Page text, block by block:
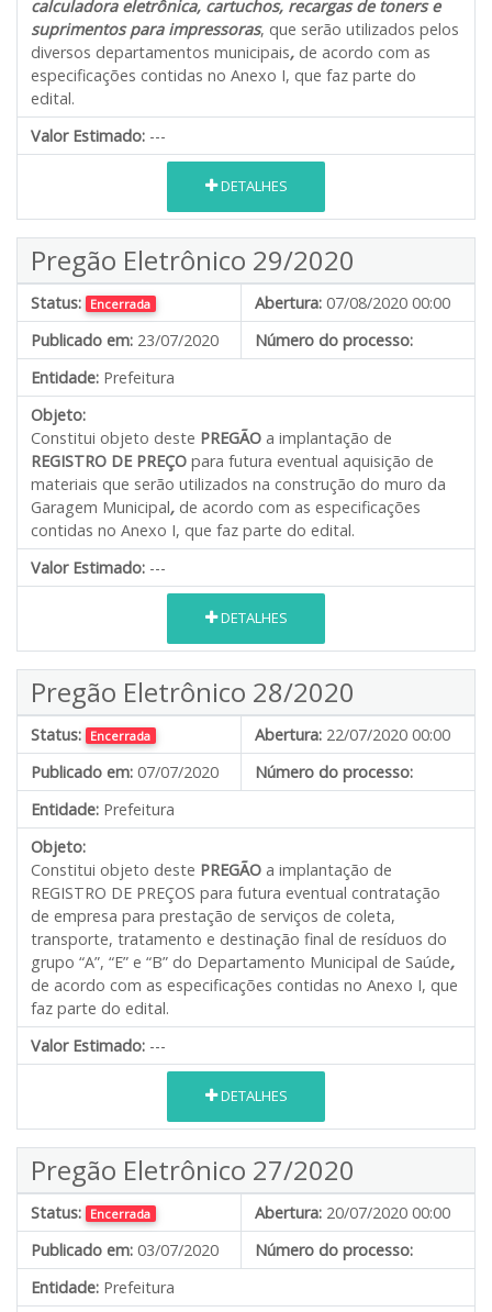
calculadora eletrônica, cartuchos, recargas de toners e
suprimentos para impressoras, que serão utilizados pelos
diversos departamentos municipais, de acordo com as
especificações contidas no Anexo I, que faz parte do
edital.
Valor Estimado: ---
DETALHES
Pregão Eletrônico 29/2020
Status: Encerrada Abertura: 07/08/2020 00:00
Publicado em: 23/07/2020
Número do processo:
Entidade: Prefeitura
Objeto:
Constitui objeto deste PREGÃO a implantação de
REGISTRO DE PREÇO para futura eventual aquisição de
materiais que serão utilizados na construção do muro da
Garagem Municipal, de acordo com as especificações
contidas no Anexo I, que faz parte do edital.
Valor Estimado: ---
DETALHES
Pregão Eletrônico 28/2020
Status: Encerrada Abertura: 22/07/2020 00:00
Publicado em: 07/07/2020
Número do processo:
Entidade: Prefeitura
Objeto:
Constitui objeto deste PREGÃO a implantação de
REGISTRO DE PREÇOS para futura eventual contratação
de empresa para prestação de serviços de coleta,
transporte, tratamento e destinação final de resíduos do
grupo “A”, “E” e “B” do Departamento Municipal de Saúde,
de acordo com as especificações contidas no Anexo I, que
faz parte do edital.
Valor Estimado: ---
DETALHES
Pregão Eletrônico 27/2020
Status: Encerrada Abertura: 20/07/2020 00:00
Publicado em: 03/07/2020
Número do processo:
Entidade: Prefeitura